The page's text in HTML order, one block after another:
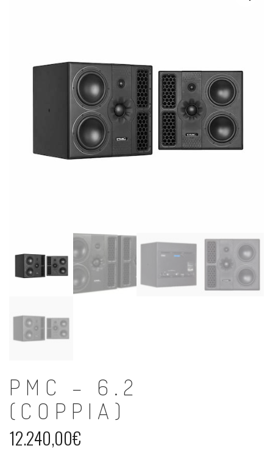
PMC – 6.2
(COPPIA)
12.240,00€